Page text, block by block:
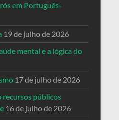
em Português-
19 de julho de 2026
mental e a lógica do
17 de julho de 2026
recursos públicos
16 de julho de 2026